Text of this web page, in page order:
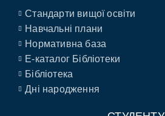
Стандарти вищої освіти
Навчальні плани
Нормативна база
E-каталог Бібліотеки
Бібліотека
Дні народження